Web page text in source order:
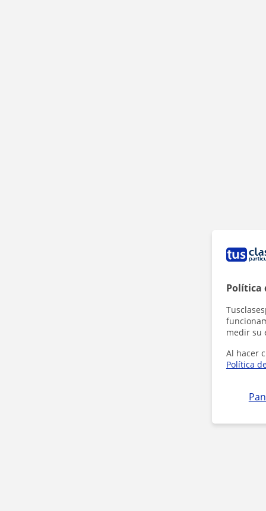
Política
medir su
Al hacer
Política